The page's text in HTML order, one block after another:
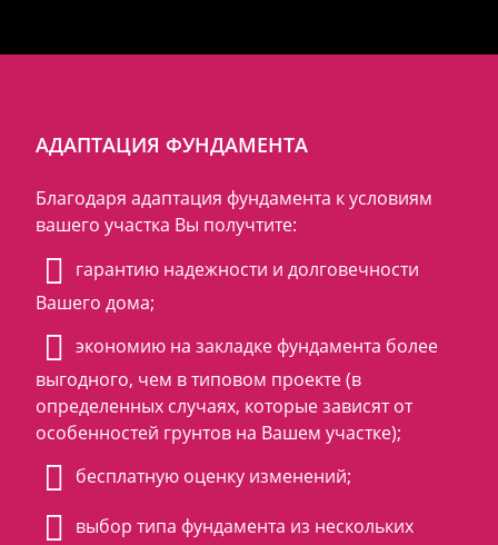
АДАПТАЦИЯ ФУНДАМЕНТА
Благодаря адаптация фундамента к условиям
вашего участка Вы получтите:
гарантию надежности и долговечности
Вашего дома;
экономию на закладке фундамента более
выгодного, чем в типовом проекте (в
определенных случаях, которые зависят от
особенностей грунтов на Вашем участке);
бесплатную оценку изменений;
выбор типа фундамента из нескольких